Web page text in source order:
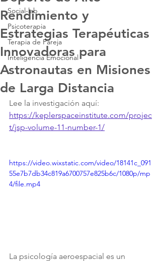
Social-lab
Psicoterapia
Terapia de Pareja
Inteligencia Emocional
Rendimiento y
Estrategias Terapéuticas
Innovadoras para
Astronautas en Misiones
de Larga Distancia
Lee la investigación aquí:
https://keplerspaceinstitute.com/projec
t/jsp-volume-11-number-1/
https://video.wixstatic.com/video/18141c_091
55e7b7db34c819a6700757e825b6c/1080p/mp
4/file.mp4
La psicología aeroespacial es un